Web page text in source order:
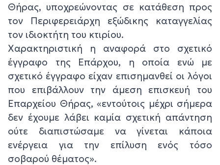
Θήρας, υποχρεώνοντας σε κατάθεση προς
τον Περιφερειάρχη εξώδικης καταγγελίας
τον ιδιοκτήτη του κτιρίου.
Χαρακτηριστική η αναφορά στο σχετικό
έγγραφο της Επάρχου, η οποία ενώ με
σχετικό έγγραφο είχαν επισημανθεί οι λόγοι
που επιβάλλουν την άμεση επισκευή του
Επαρχείου Θήρας, «εντούτοις μέχρι σήμερα
δεν έχουμε λάβει καμία σχετική απάντηση
ούτε διαπιστώσαμε να γίνεται κάποια
ενέργεια για την επίλυση ενός τόσο
σοβαρού θέματος».